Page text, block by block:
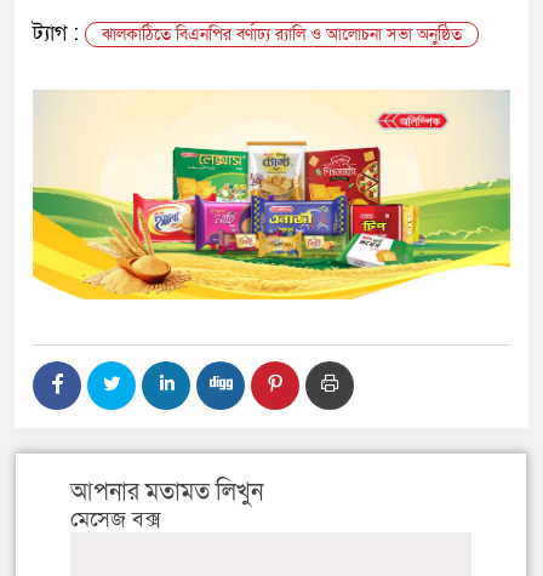
ট্যাগ :
ঝালকাঠিতে বিএনপির বর্ণাঢ্য র‍্যালি ও আলোচনা সভা অনুষ্ঠিত
আপনার মতামত লিখুন
মেসেজ বক্স